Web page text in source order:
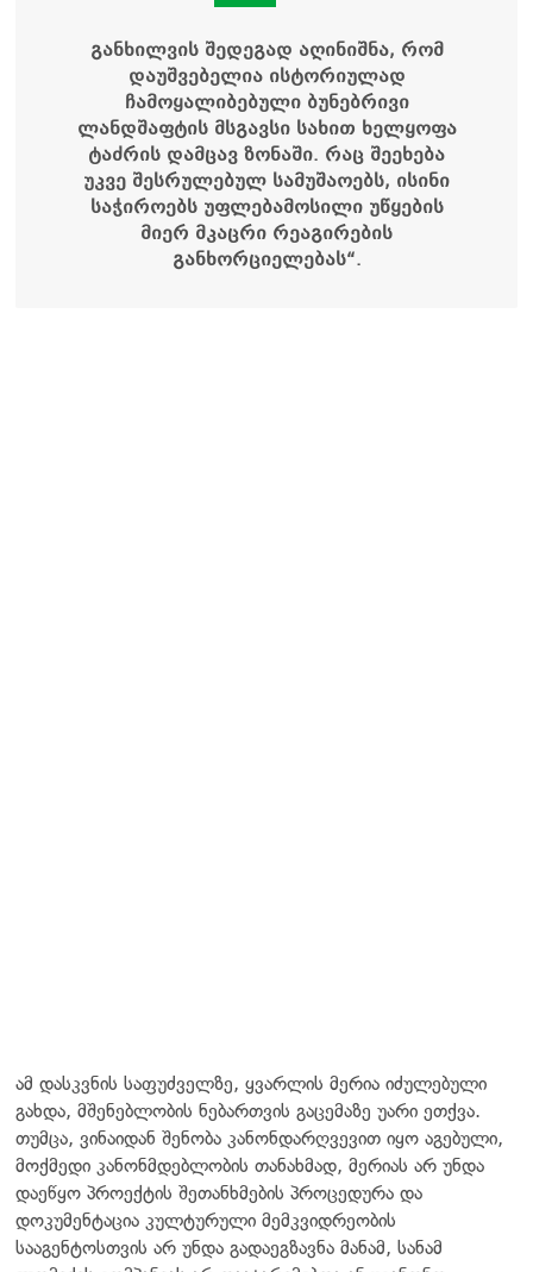
განხილვის შედეგად აღინიშნა, რომ
დაუშვებელია ისტორიულად
ჩამოყალიბებული ბუნებრივი
ლანდშაფტის მსგავსი სახით ხელყოფა
ტაძრის დამცავ ზონაში. რაც შეეხება
უკვე შესრულებულ სამუშაოებს, ისინი
საჭიროებს უფლებამოსილი უწყების
მიერ მკაცრი რეაგირების
განხორციელებას“.
ამ დასკვნის საფუძველზე, ყვარლის მერია იძულებული
გახდა, მშენებლობის ნებართვის გაცემაზე უარი ეთქვა.
თუმცა, ვინაიდან შენობა კანონდარღვევით იყო აგებული,
მოქმედი კანონმდებლობის თანახმად, მერიას არ უნდა
დაეწყო პროექტის შეთანხმების პროცედურა და
დოკუმენტაცია კულტურული მემკვიდრეობის
სააგენტოსთვის არ უნდა გადაეგზავნა მანამ, სანამ